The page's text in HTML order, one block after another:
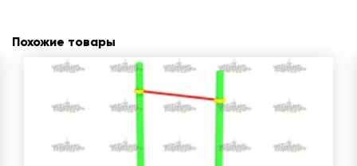
Похожие товары